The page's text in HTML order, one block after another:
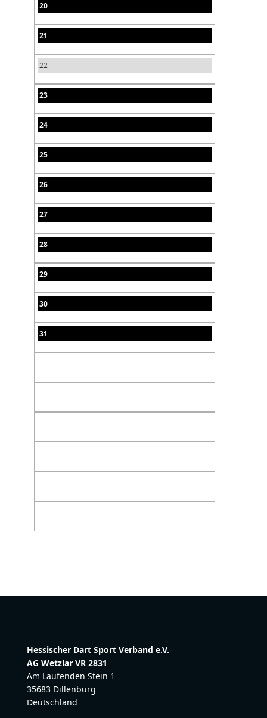
20
21
22
23
24
25
26
27
28
29
30
31
Hessischer Dart Sport Verband e.V.
AG Wetzlar VR 2831
Am Laufenden Stein 1
35683 Dillenburg
Deutschland